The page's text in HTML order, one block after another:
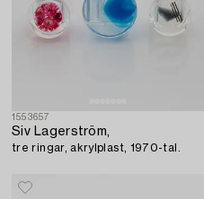
1553657
Siv Lagerström,
tre ringar, akrylplast, 1970-tal.